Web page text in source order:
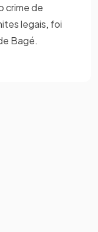
crime de
legais, foi
Bagé.